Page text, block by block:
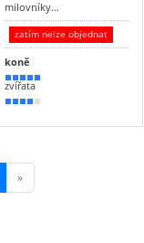
milovníky…
zatím nelze objednat
koně
100 %
zvířata
80 %
(current)
»